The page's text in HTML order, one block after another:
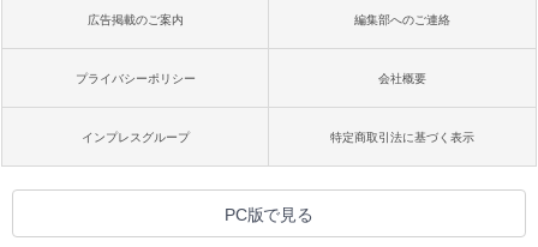
広告掲載のご案内 編集部へのご連絡
プライバシーポリシー 会社概要
インプレスグループ 特定商取引法に基づく表示
PC版で見る